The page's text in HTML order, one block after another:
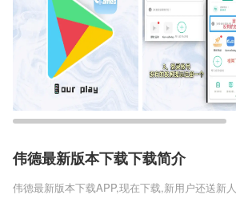
伟德最新版本下载下载简介
伟德最新版本下载APP,现在下载,新用户还送新